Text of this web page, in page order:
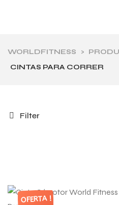
WORLDFITNESS >
CINTAS PARA CORRER
Filter
OFERTA !